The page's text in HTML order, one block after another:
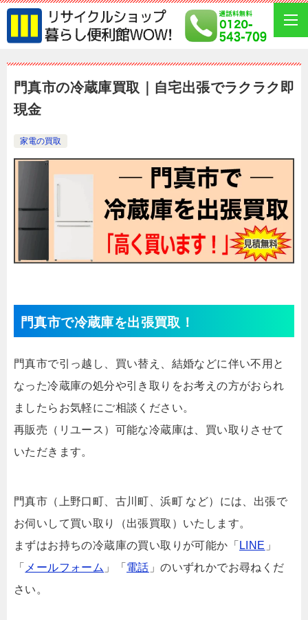
門真市の冷蔵庫買取｜自宅出張でラクラク即
現金
家電の買取
門真市で冷蔵庫を出張買取！
門真市で引っ越し、買い替え、結婚などに伴い不用と
なった冷蔵庫の処分や引き取りをお考えの方がおられ
ましたらお気軽にご相談ください。
再販売（リユース）可能な冷蔵庫は、買い取りさせて
いただきます。
門真市（上野口町、古川町、浜町 など）には、出張で
お伺いして買い取り（出張買取）いたします。
まずはお持ちの冷蔵庫の買い取りが可能か「 LINE 」
「 メールフォーム 」「 電話 」のいずれかでお尋ねくだ
さい。